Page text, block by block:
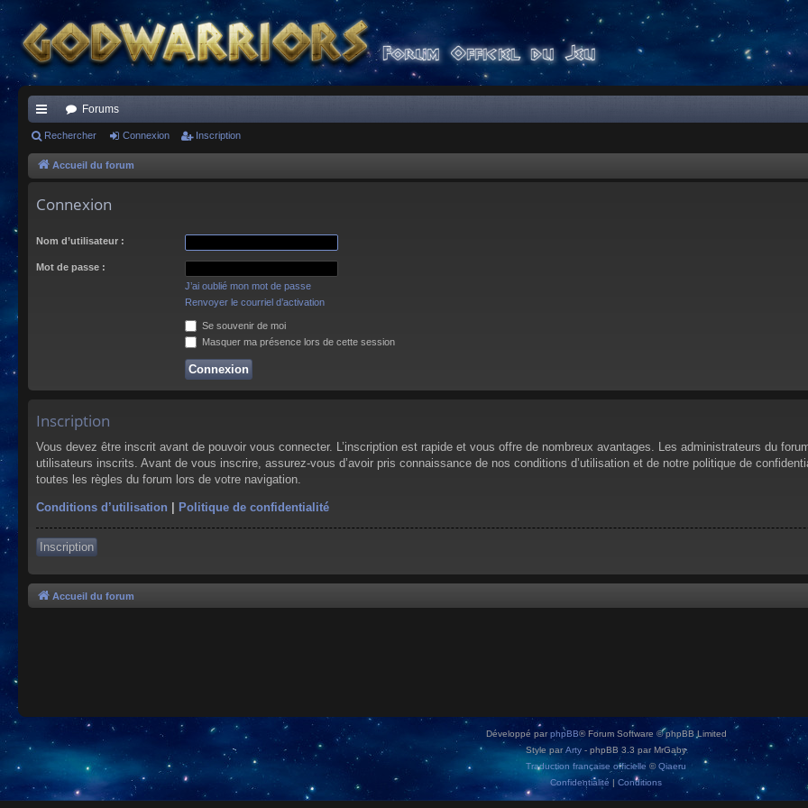
ac
co
s
Forums
Rechercher Connexion Inscription
Accueil du forum
Connexion
Nom d’utilisateur :
Mot de passe :
J’ai oublié mon mot de passe
Renvoyer le courriel d’activation
Se souvenir de moi
Masquer ma présence lors de cette session
Inscription
Vous devez être inscrit avant de pouvoir vous connecter. L’inscription est rapide et vous offre de nombreux avantages. Les administrateurs du
utilisateurs inscrits. Avant de vous inscrire, assurez-vous d’avoir pris connaissance de nos conditions d’utilisation et de notre politique de
toutes les règles du forum lors de votre navigation.
Conditions d’utilisation | Politique de confidentialité
Inscription
Accueil du forum
Développé parphpBB® Forum Software © phpBB Limited
Style par Arty - phpBB 3.3 par MrGaby
Traduction française officielle ©Qiaeru
Confidentialité | Conditions